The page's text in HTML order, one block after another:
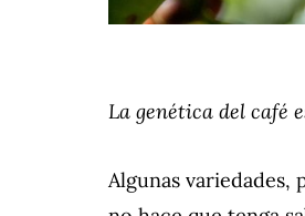
La genética del café
Algunas